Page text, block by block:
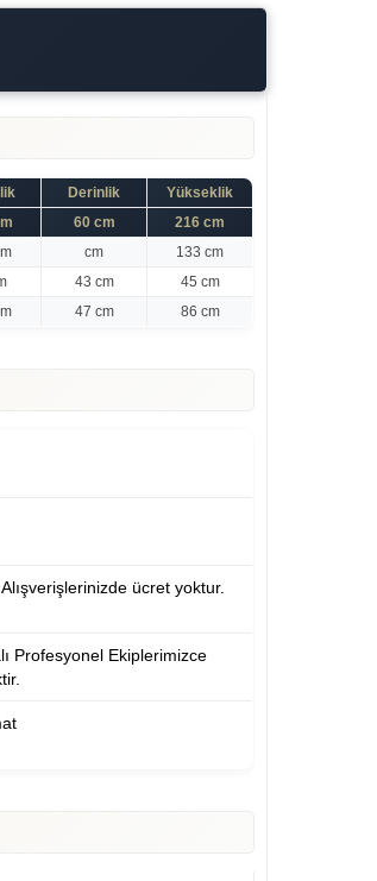
Derinlik
Yükseklik
60 cm
216 cm
cm
133 cm
43 cm
45 cm
47 cm 86 cm
ücret yoktur.
Profesyonel Ekiplerimizce